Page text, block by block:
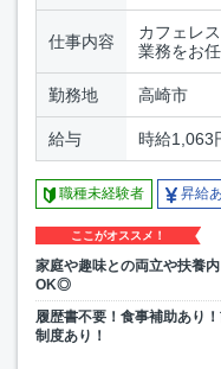
仕事内容
カフェレ
業務をお任
勤務地 高崎市
給与 時給1,063
職種未経験者 昇給
ここがオススメ！
家庭や趣味との両立や扶養
OK◎
履歴書不要！食事補助あり
制度あり！